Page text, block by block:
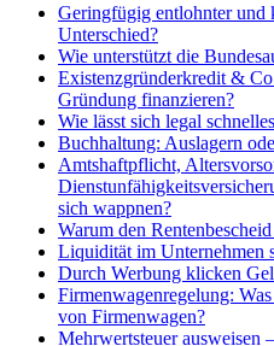
Geringfügig entlohnter
Unterschied?
Wie unterstützt die
Existenzgründerkredit &
Gründung finanzieren?
Wie lässt sich legal
Buchhaltung: Auslagern
Amtshaftpflicht,
sich wappnen?
Warum den
Liquidität im Unternehmen
Durch Werbung klicken
Firmenwagenregelung:
von Firmenwagen?
Mehrwertsteuer ausweisen